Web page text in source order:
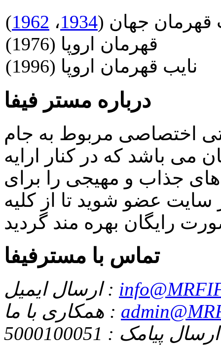
قهرمان جهان (1934، 1962
)
قهرمان اروپا (1976)
نایب قهرمان اروپا (1996)
درباره مستر فیفا
اختصاصی مربوط به جام
می باشد که در کنار ارایه
جذاب و مهیجی را برای
عضو شوید تا از کلیه
تماس با مسترفیفا
ارسال ایمیل :
همکاری با ما :
ارسال پیامک : 5000100051